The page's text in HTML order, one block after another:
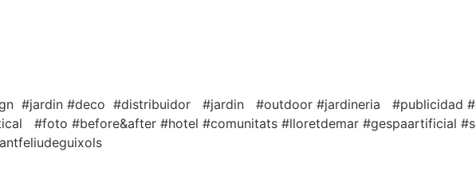
#jardin #deco #distribuidor #jardin #outdoor #jardineria #publicidad
#foto #before&after #hotel #comunitats #lloretdemar #gespaartificial